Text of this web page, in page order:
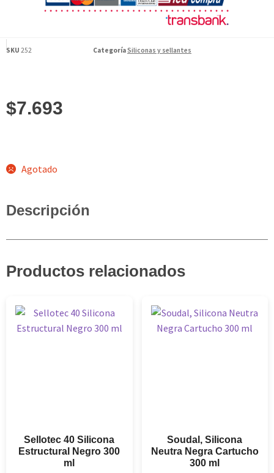
SKU 252 CategoríaSiliconas y sellantes
$7.693
Agotado
Descripción
Productos relacionados
Sellotec 40 Silicona
Estructural Negro 300
ml
Soudal, Silicona
Neutra Negra Cartucho
300 ml